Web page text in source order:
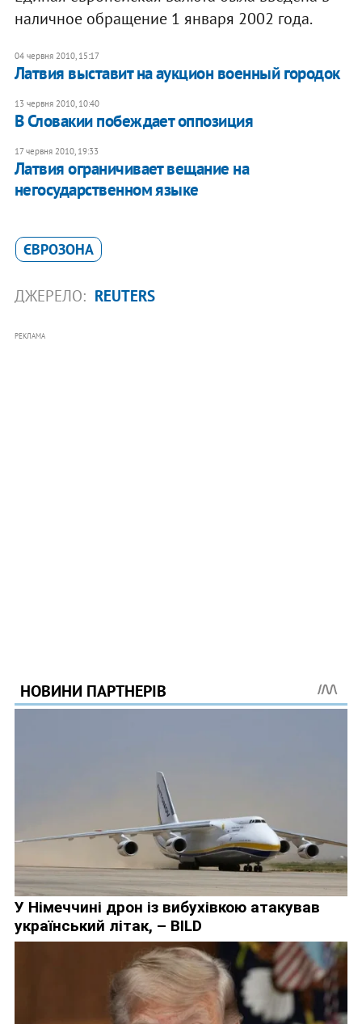
наличное обращение 1 января 2002 года.
04 червня 2010, 15:17
Латвия выставит на аукцион военный городок
13 червня 2010, 10:40
В Словакии побеждает оппозиция
17 червня 2010, 19:33
Латвия ограничивает вещание на
негосударственном языке
ЄВРОЗОНА
ДЖЕРЕЛО: REUTERS
РЕКЛАМА